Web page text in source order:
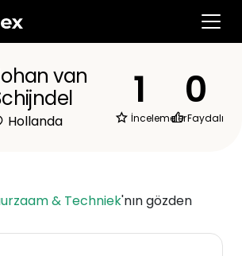
van
Hollanda
1
İncelemeler
0
Faydalı
& Techniek'nın gözden